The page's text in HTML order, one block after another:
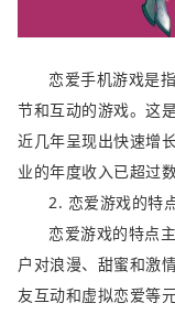
恋爱手机游戏是
节和互动的游戏。这
近几年呈现出快速增
业的年度收入已超过
2. 恋爱游戏的特
恋爱游戏的特点
户对浪漫、甜蜜和激
友互动和虚拟恋爱等